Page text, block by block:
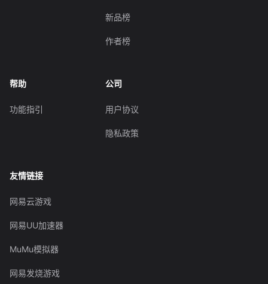
新品榜
作者榜
帮助
功能指引
公司
用户协议
隐私政策
友情链接
网易云游戏
网易UU加速器
MuMu模拟器
网易发烧游戏